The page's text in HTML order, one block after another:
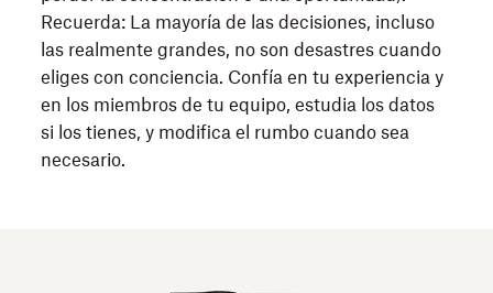
Recuerda: La mayoría de las decisiones, incluso
las realmente grandes, no son desastres cuando
eliges con conciencia. Confía en tu experiencia y
en los miembros de tu equipo, estudia los datos
si los tienes, y modifica el rumbo cuando sea
necesario.